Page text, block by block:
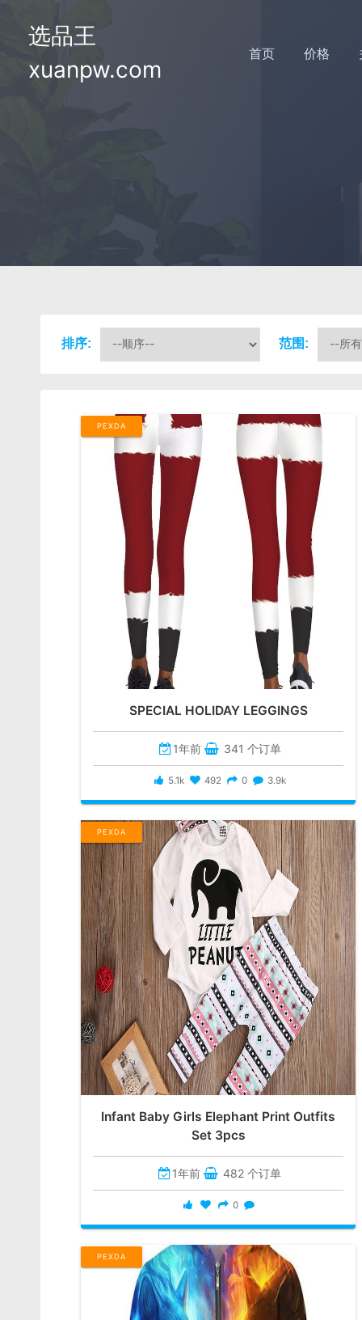
选品王
xuanpw.com
首页 价格
排序: 范围:
PEXDA
SPECIAL HOLIDAY LEGGINGS
1年前 341 个订单
5.1k 492 0 3.9k
PEXDA
Infant Baby Girls Elephant Print Outfits
Set 3pcs
1年前 482 个订单
0
PEXDA